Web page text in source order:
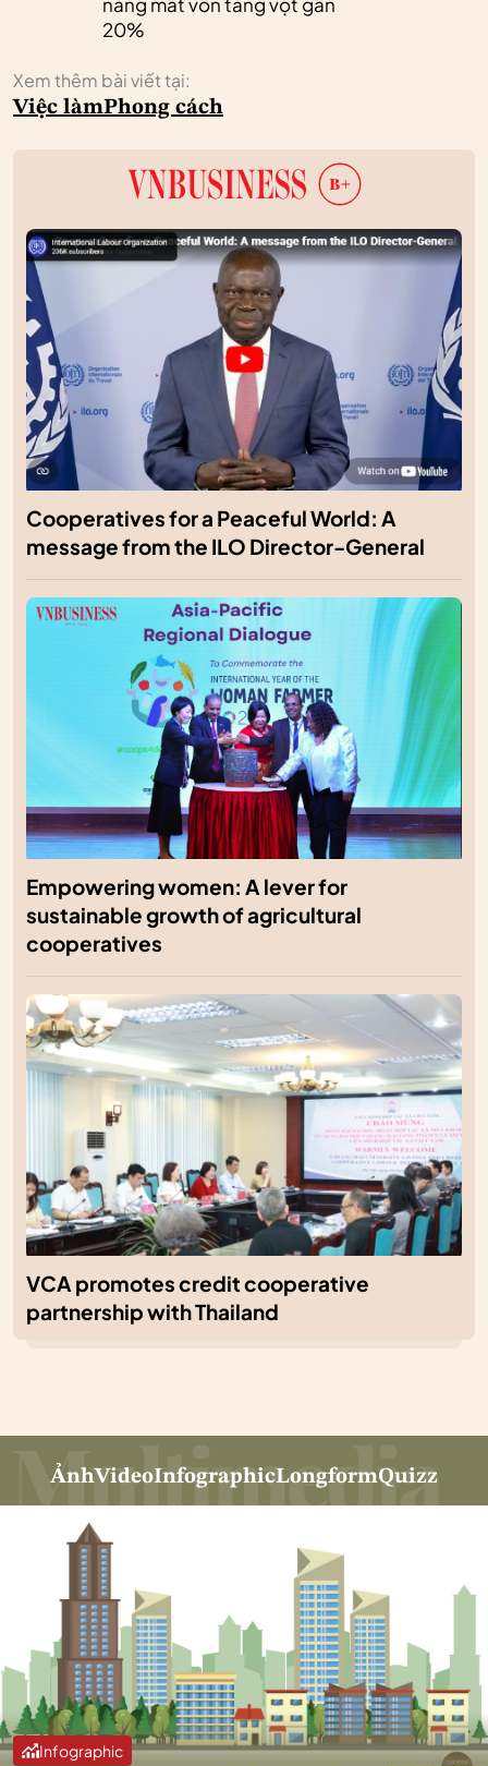
20%
Xem thêm bài viết tại:
Việc làmPhong cách
Cooperatives for a Peaceful World: A
message from the ILO Director-General
Empowering women: A lever for
sustainable growth of agricultural
cooperatives
VCA promotes credit cooperative
partnership with Thailand
ẢnhVideoInfographicLongformQuizz
Infographic